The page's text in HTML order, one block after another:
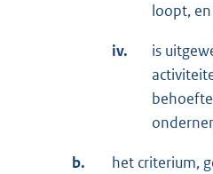
loopt, en
iv.
is
b.
het criterium,